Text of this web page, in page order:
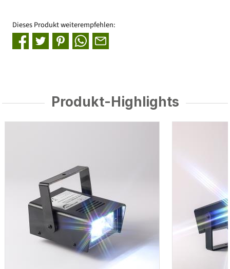
Dieses Produkt weiterempfehlen:
Produkt-Highlights